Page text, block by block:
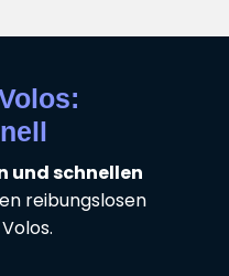
und schnellen
reibungslosen